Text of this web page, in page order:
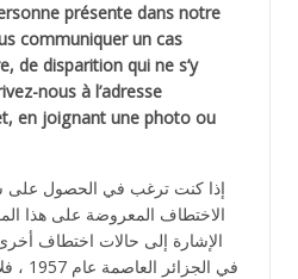
présente dans notre
communiquer un cas
de disparition qui ne s’y
nous à l’adresse
en joignant une photo ou
إذا كنت ترغب في الحصول على
الاختطاف المعروضة على هذا
الإشارة إلى حالات اختطاف
في